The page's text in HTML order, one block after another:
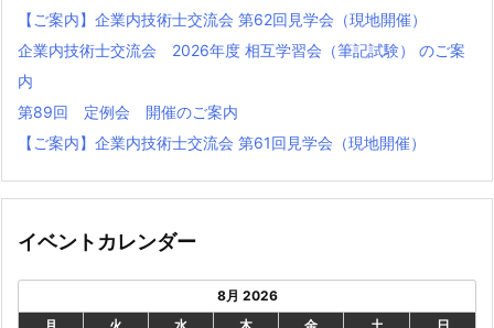
【ご案内】企業内技術士交流会 第62回見学会（現地開催）
企業内技術士交流会 2026年度 相互学習会（筆記試験） のご案
内
第89回 定例会 開催のご案内
【ご案内】企業内技術⼠交流会 第61回⾒学会（現地開催）
イベントカレンダー
8月 2026